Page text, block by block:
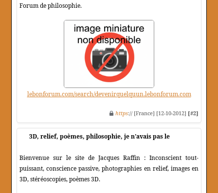
Forum de philosophie.
lebonforum.com/search/devenirquelquun.lebonforum.com
https:// [France] [12-10-2012] [#2]
3D, relief, poèmes, philosophie, je n'avais pas le
Bienvenue sur le site de Jacques Raffin : Inconscient tout-
puissant, conscience passive, photographies en relief, images en
3D, stéréoscopies, poèmes 3D.